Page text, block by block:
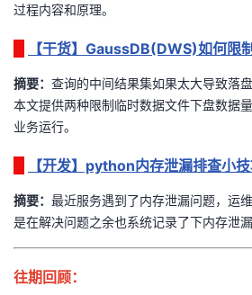
过程内容和原理。
【干货】GaussDB(DWS)如何限
摘要： 查询的中间结果集如果太大导致落
本文提供两种限制临时数据文件下盘数据
业务运行。
【开发】python内存泄漏排查小
摘要： 最近服务遇到了内存泄漏问题，运
是在解决问题之余也系统记录了下内存泄
往期回顾：